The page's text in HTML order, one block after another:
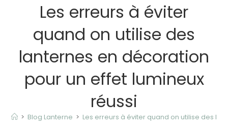
Les erreurs à éviter
quand on utilise des
lanternes en décoration
pour un effet lumineux
réussi
> Blog Lanterne > Les erreurs à éviter quand on utilise des